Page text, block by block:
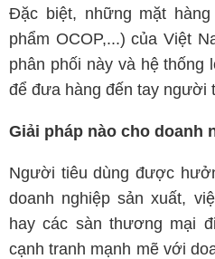
Đặc biệt, những mặt
phẩm OCOP,...) của Việt
phân phối này và hệ thống
để đưa hàng đến tay người
Giải pháp nào cho doanh
Người tiêu dùng được
doanh nghiệp sản xuất,
hay các sàn thương mại
cạnh tranh mạnh mẽ với